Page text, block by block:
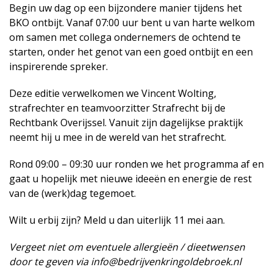
Begin uw dag op een bijzondere manier tijdens het
BKO ontbijt. Vanaf 07:00 uur bent u van harte welkom
om samen met collega ondernemers de ochtend te
starten, onder het genot van een goed ontbijt en een
inspirerende spreker.
Deze editie verwelkomen we Vincent Wolting,
strafrechter en teamvoorzitter Strafrecht bij de
Rechtbank Overijssel. Vanuit zijn dagelijkse praktijk
neemt hij u mee in de wereld van het strafrecht.
Rond 09:00 – 09:30 uur ronden we het programma af en
gaat u hopelijk met nieuwe ideeën en energie de rest
van de (werk)dag tegemoet.
Wilt u erbij zijn? Meld u dan uiterlijk 11 mei aan.
Vergeet niet om eventuele allergieën / dieetwensen
door te geven via info@bedrijvenkringoldebroek.nl